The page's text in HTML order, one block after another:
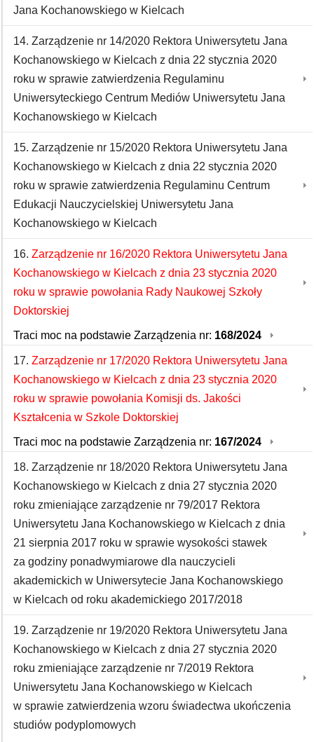
Jana Kochanowskiego w Kielcach
14. Zarządzenie nr 14/2020 Rektora Uniwersytetu Jana
Kochanowskiego w Kielcach z dnia 22 stycznia 2020
roku w sprawie zatwierdzenia Regulaminu
Uniwersyteckiego Centrum Mediów Uniwersytetu Jana
Kochanowskiego w Kielcach
15. Zarządzenie nr 15/2020 Rektora Uniwersytetu Jana
Kochanowskiego w Kielcach z dnia 22 stycznia 2020
roku w sprawie zatwierdzenia Regulaminu Centrum
Edukacji Nauczycielskiej Uniwersytetu Jana
Kochanowskiego w Kielcach
16. Zarządzenie nr 16/2020 Rektora Uniwersytetu Jana
Kochanowskiego w Kielcach z dnia 23 stycznia 2020
roku w sprawie powołania Rady Naukowej Szkoły
Doktorskiej
Traci moc na podstawie Zarządzenia nr: 168/2024
17. Zarządzenie nr 17/2020 Rektora Uniwersytetu Jana
Kochanowskiego w Kielcach z dnia 23 stycznia 2020
roku w sprawie powołania Komisji ds. Jakości
Kształcenia w Szkole Doktorskiej
Traci moc na podstawie Zarządzenia nr: 167/2024
18. Zarządzenie nr 18/2020 Rektora Uniwersytetu Jana
Kochanowskiego w Kielcach z dnia 27 stycznia 2020
roku zmieniające zarządzenie nr 79/2017 Rektora
Uniwersytetu Jana Kochanowskiego w Kielcach z dnia
21 sierpnia 2017 roku w sprawie wysokości stawek
za godziny ponadwymiarowe dla nauczycieli
akademickich w Uniwersytecie Jana Kochanowskiego
w Kielcach od roku akademickiego 2017/2018
19. Zarządzenie nr 19/2020 Rektora Uniwersytetu Jana
Kochanowskiego w Kielcach z dnia 27 stycznia 2020
roku zmieniające zarządzenie nr 7/2019 Rektora
Uniwersytetu Jana Kochanowskiego w Kielcach
w sprawie zatwierdzenia wzoru świadectwa ukończenia
studiów podyplomowych